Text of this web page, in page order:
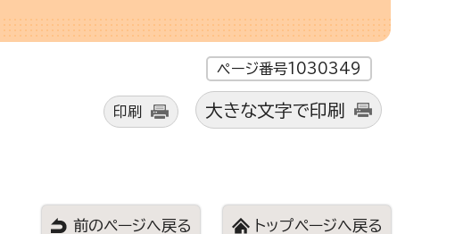
ページ番号1030349
印刷 大きな文字で印刷
前のページへ戻る トップページへ戻る